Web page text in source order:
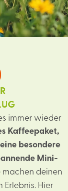
immer wieder
Kaffeepaket,
besondere
Mini-
deinen
Hier